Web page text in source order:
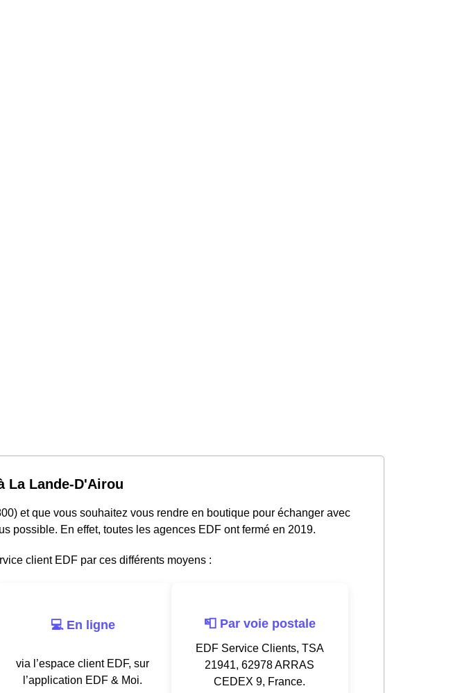
La Lande-D'Airou
et que vous souhaitez vous rendre en boutique pour échanger avec
possible. En effet, toutes les agences EDF ont fermé en 2019.
client EDF par ces différents moyens :
💻 En ligne
via l’espace client EDF, sur
l’application EDF & Moi.
📮 Par voie postale
EDF Service Clients, TSA
21941, 62978 ARRAS
CEDEX 9, France.